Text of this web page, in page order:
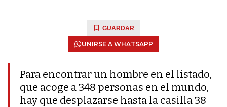
GUARDAR
UNIRSE A WHATSAPP
Para encontrar un hombre en el listado,
que acoge a 348 personas en el mundo,
hay que desplazarse hasta la casilla 38